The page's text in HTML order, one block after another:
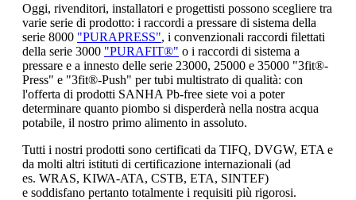
Oggi, rivenditori, installatori e progettisti possono scegliere tra
varie serie di prodotto: i raccordi a pressare di sistema della
serie 8000 "PURAPRESS", i convenzionali raccordi filettati
della serie 3000 "PURAFIT®" o i raccordi di sistema a
pressare e a innesto delle serie 23000, 25000 e 35000 "3fit®-
Press" e "3fit®-Push" per tubi multistrato di qualità: con
l'offerta di prodotti SANHA Pb-free siete voi a poter
determinare quanto piombo si disperderà nella nostra acqua
potabile, il nostro primo alimento in assoluto.
Tutti i nostri prodotti sono certificati da TIFQ, DVGW, ETA e
da molti altri istituti di certificazione internazionali (ad
es. WRAS, KIWA-ATA, CSTB, ETA, SINTEF)
e soddisfano pertanto totalmente i requisiti più rigorosi.